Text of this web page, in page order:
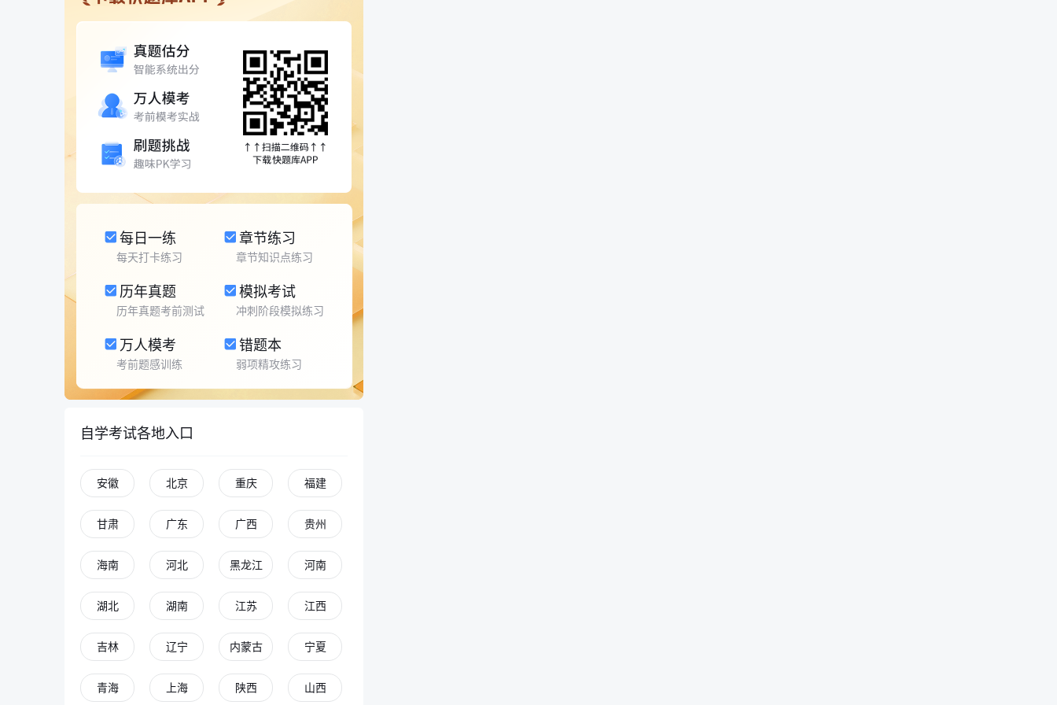
每日一练
每天打卡练习
章节练习
章节知识点练习
历年真题
历年真题考前测试
模拟考试
冲刺阶段模拟练习
万人模考
考前题感训练
错题本
弱项精攻练习
自学考试各地入口
安徽 北京 重庆 福建
甘肃 广东 广西 贵州
海南 河北 黑龙江 河南
湖北 湖南 江苏 江西
吉林 辽宁 内蒙古 宁夏
青海 上海 陕西 山西